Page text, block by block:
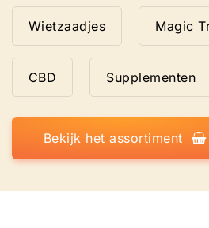
Wietzaadjes Magic
CBD Supplementen
Bekijk het assortiment